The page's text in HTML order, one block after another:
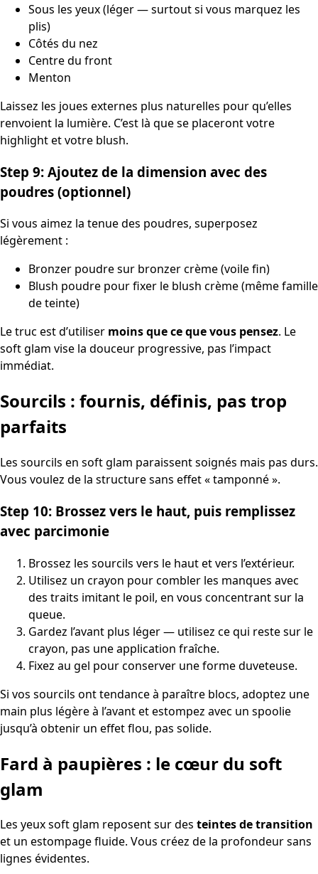
Sous les yeux (léger — surtout si vous marquez les
plis)
Côtés du nez
Centre du front
Menton
Laissez les joues externes plus naturelles pour qu’elles
renvoient la lumière. C’est là que se placeront votre
highlight et votre blush.
Step 9: Ajoutez de la dimension avec des
poudres (optionnel)
Si vous aimez la tenue des poudres, superposez
légèrement :
Bronzer poudre sur bronzer crème (voile fin)
Blush poudre pour fixer le blush crème (même famille
de teinte)
Le truc est d’utiliser moins que ce que vous pensez. Le
soft glam vise la douceur progressive, pas l’impact
immédiat.
Sourcils : fournis, définis, pas trop
parfaits
Les sourcils en soft glam paraissent soignés mais pas durs.
Vous voulez de la structure sans effet « tamponné ».
Step 10: Brossez vers le haut, puis remplissez
avec parcimonie
Brossez les sourcils vers le haut et vers l’extérieur.
Utilisez un crayon pour combler les manques avec
des traits imitant le poil, en vous concentrant sur la
queue.
Gardez l’avant plus léger — utilisez ce qui reste sur le
crayon, pas une application fraîche.
Fixez au gel pour conserver une forme duveteuse.
Si vos sourcils ont tendance à paraître blocs, adoptez une
main plus légère à l’avant et estompez avec un spoolie
jusqu’à obtenir un effet flou, pas solide.
Fard à paupières : le cœur du soft
glam
Les yeux soft glam reposent sur des teintes de transition
et un estompage fluide. Vous créez de la profondeur sans
lignes évidentes.